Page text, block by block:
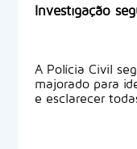
Investigação
A Polícia Civil
majorado para
e esclarecer